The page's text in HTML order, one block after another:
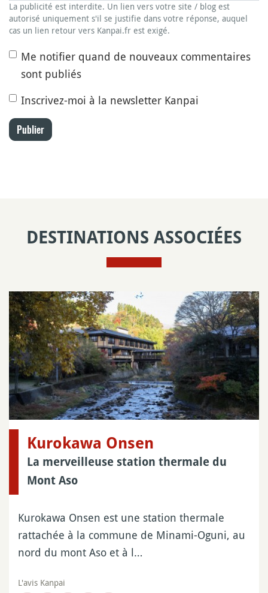
La publicité est interdite. Un lien vers votre site / blog est
autorisé uniquement s'il se justifie dans votre réponse, auquel
cas un lien retour vers Kanpai.fr est exigé.
Me notifier quand de nouveaux commentaires
sont publiés
Inscrivez-moi à la newsletter Kanpai
Publier
DESTINATIONS ASSOCIÉES
Kurokawa Onsen
La merveilleuse station thermale du
Mont Aso
Kurokawa Onsen est une station thermale
rattachée à la commune de Minami-Oguni, au
nord du mont Aso et à l…
L'avis Kanpai